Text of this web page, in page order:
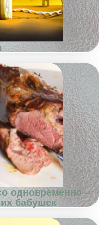
одновременно –
бабушек